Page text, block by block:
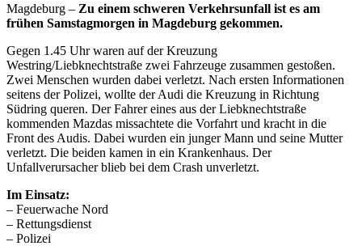
Magdeburg – Zu einem schweren Verkehrsunfall ist es am
frühen Samstagmorgen in Magdeburg gekommen.
Gegen 1.45 Uhr waren auf der Kreuzung
Westring/Liebknechtstraße zwei Fahrzeuge zusammen gestoßen.
Zwei Menschen wurden dabei verletzt. Nach ersten Informationen
seitens der Polizei, wollte der Audi die Kreuzung in Richtung
Südring queren. Der Fahrer eines aus der Liebknechtstraße
kommenden Mazdas missachtete die Vorfahrt und kracht in die
Front des Audis. Dabei wurden ein junger Mann und seine Mutter
verletzt. Die beiden kamen in ein Krankenhaus. Der
Unfallverursacher blieb bei dem Crash unverletzt.
Im Einsatz:
– Feuerwache Nord
– Rettungsdienst
– Polizei